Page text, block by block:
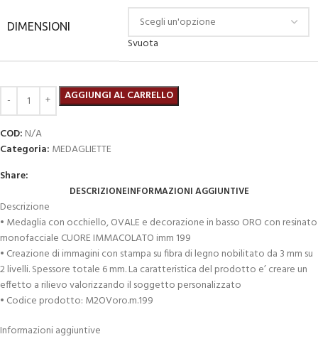
DIMENSIONI
Svuota
AGGIUNGI AL CARRELLO
COD: N/A
Categoria: MEDAGLIETTE
Share:
DESCRIZIONEINFORMAZIONI AGGIUNTIVE
Descrizione
• Medaglia con occhiello, OVALE e decorazione in basso ORO con resinato
monofacciale CUORE IMMACOLATO imm 199
• Creazione di immagini con stampa su fibra di legno nobilitato da 3 mm su
2 livelli. Spessore totale 6 mm. La caratteristica del prodotto e’ creare un
effetto a rilievo valorizzando il soggetto personalizzato
• Codice prodotto: M2OVoro.m.199
Informazioni aggiuntive